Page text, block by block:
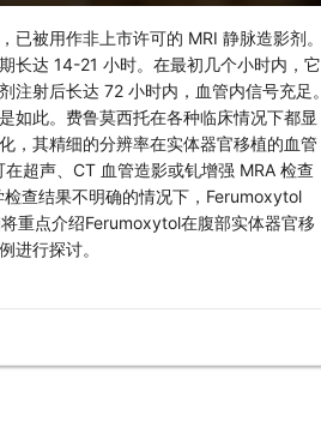
被用作非上市许可的 MRI 静脉造影剂。
长达 14-21 小时。在最初几个小时内，它
注射后长达 72 小时内，血管内信号充足。
如此。费鲁莫西托在各种临床情况下都显
，其精细的分辨率在实体器官移植的血管
超声、CT 血管造影或钆增强 MRA 检查
查结果不明确的情况下，Ferumoxytol
重点介绍Ferumoxytol在腹部实体器官移
进行探讨。